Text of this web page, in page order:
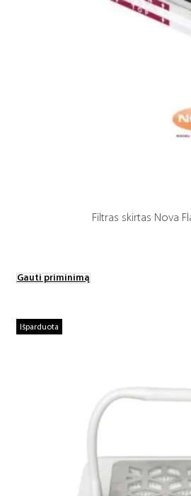
Filtras skirtas Nova
Gauti priminimą
Išparduota